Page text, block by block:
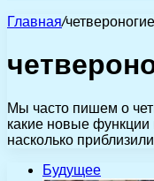
Главная/
Мы часто пишем о
какие новые функции
насколько
Будущее